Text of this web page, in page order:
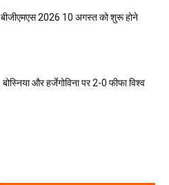
बीजीएमएस 2026 10 अगस्त को शुरू होने
और हर्जेगोविना पर 2-0 फीफा विश्व